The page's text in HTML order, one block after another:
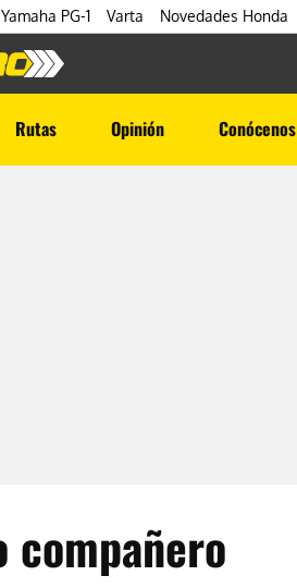
Yamaha PG-1 Varta Novedades Honda
Rutas Opinión Conócenos
compañero